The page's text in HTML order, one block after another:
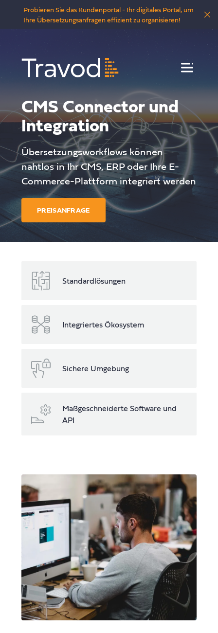
Probieren Sie das Kundenportal - Ihr digitales Portal, um
Ihre Übersetzungsanfragen effizient zu organisieren!
Menü
CMS Connector und
Integration
Übersetzungsworkflows können
nahtlos in Ihr CMS, ERP oder Ihre E-
Commerce-Plattform integriert werden
PREISANFRAGE
Standardlösungen
Integriertes Ökosystem
Sichere Umgebung
Maßgeschneiderte Software und
API